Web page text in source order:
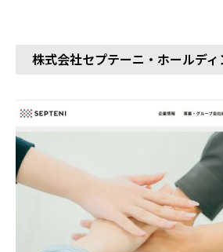
株式会社セプテーニ・ホールディ